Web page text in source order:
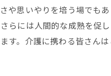
や思いやりを培う場でも
らには人間的な成熟を促
す。介護に携わる皆さん